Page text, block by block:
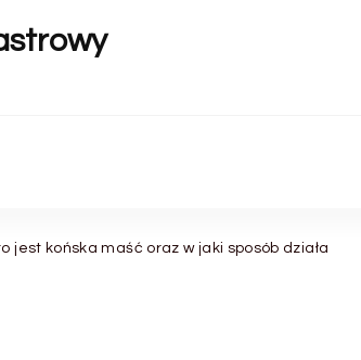
jest końska maść oraz w jaki sposób działa